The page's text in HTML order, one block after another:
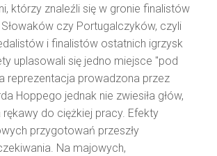
którzy znaleźli się w gronie finalistów
czy Portugalczyków, czyli
i finalistów ostatnich igrzysk
uplasowali się jedno miejsce "pod
reprezentacja prowadzona przez
Hoppego jednak nie zwiesiła głów,
rękawy do ciężkiej pracy. Efekty
przygotowań przeszły
Na majowych,